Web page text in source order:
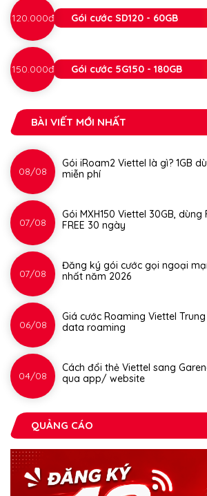
120.000đ Gói cước SD120 - 60GB
150.000đ Gói cước 5G150 - 180GB
BÀI VIẾT MỚI NHẤT
08/08
Gói iRoam2 Viettel là gì? 1GB
miễn phí
07/08
Gói MXH150 Viettel 30GB,
FREE 30 ngày
07/08
Đăng ký gói cước gọi ngoại
nhất năm 2026
06/08
Giá cước Roaming Viettel
data roaming
04/08
Cách đổi thẻ Viettel sang
qua app/ website
QUẢNG CÁO